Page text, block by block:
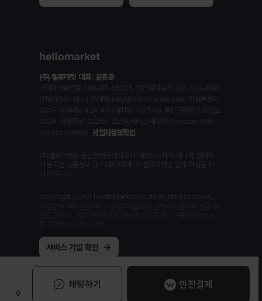
0
채팅하기 안전결제
(주) 헬로마켓 대표 : 윤효준
사업자정보확인